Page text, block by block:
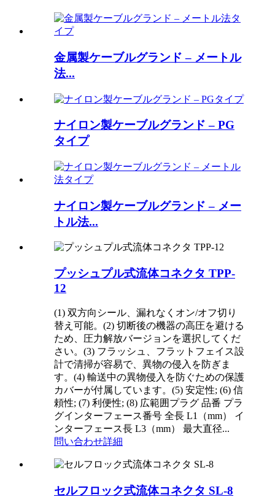
金属製ケーブルグランド – メートル
法...
ナイロン製ケーブルグランド – PG
タイプ
ナイロン製ケーブルグランド – メー
トル法...
プッシュプル式流体コネクタ TPP-
12
(1) 双方向シール、漏れなくオン/オフ切り
替え可能。(2) 切断後の機器の高圧を避ける
ため、圧力解放バージョンを選択してくだ
さい。(3) フラッシュ、フラットフェイス設
計で清掃が容易で、異物の侵入を防ぎま
す。(4) 輸送中の異物侵入を防ぐための保護
カバーが付属しています。(5) 安定性; (6) 信
頼性; (7) 利便性; (8) 広範囲プラグ 品番 プラ
グインターフェース番号 全長 L1（mm） イ
ンターフェース長 L3（mm） 最大直径...
問い合わせ詳細
セルフロック式流体コネクタ SL-8